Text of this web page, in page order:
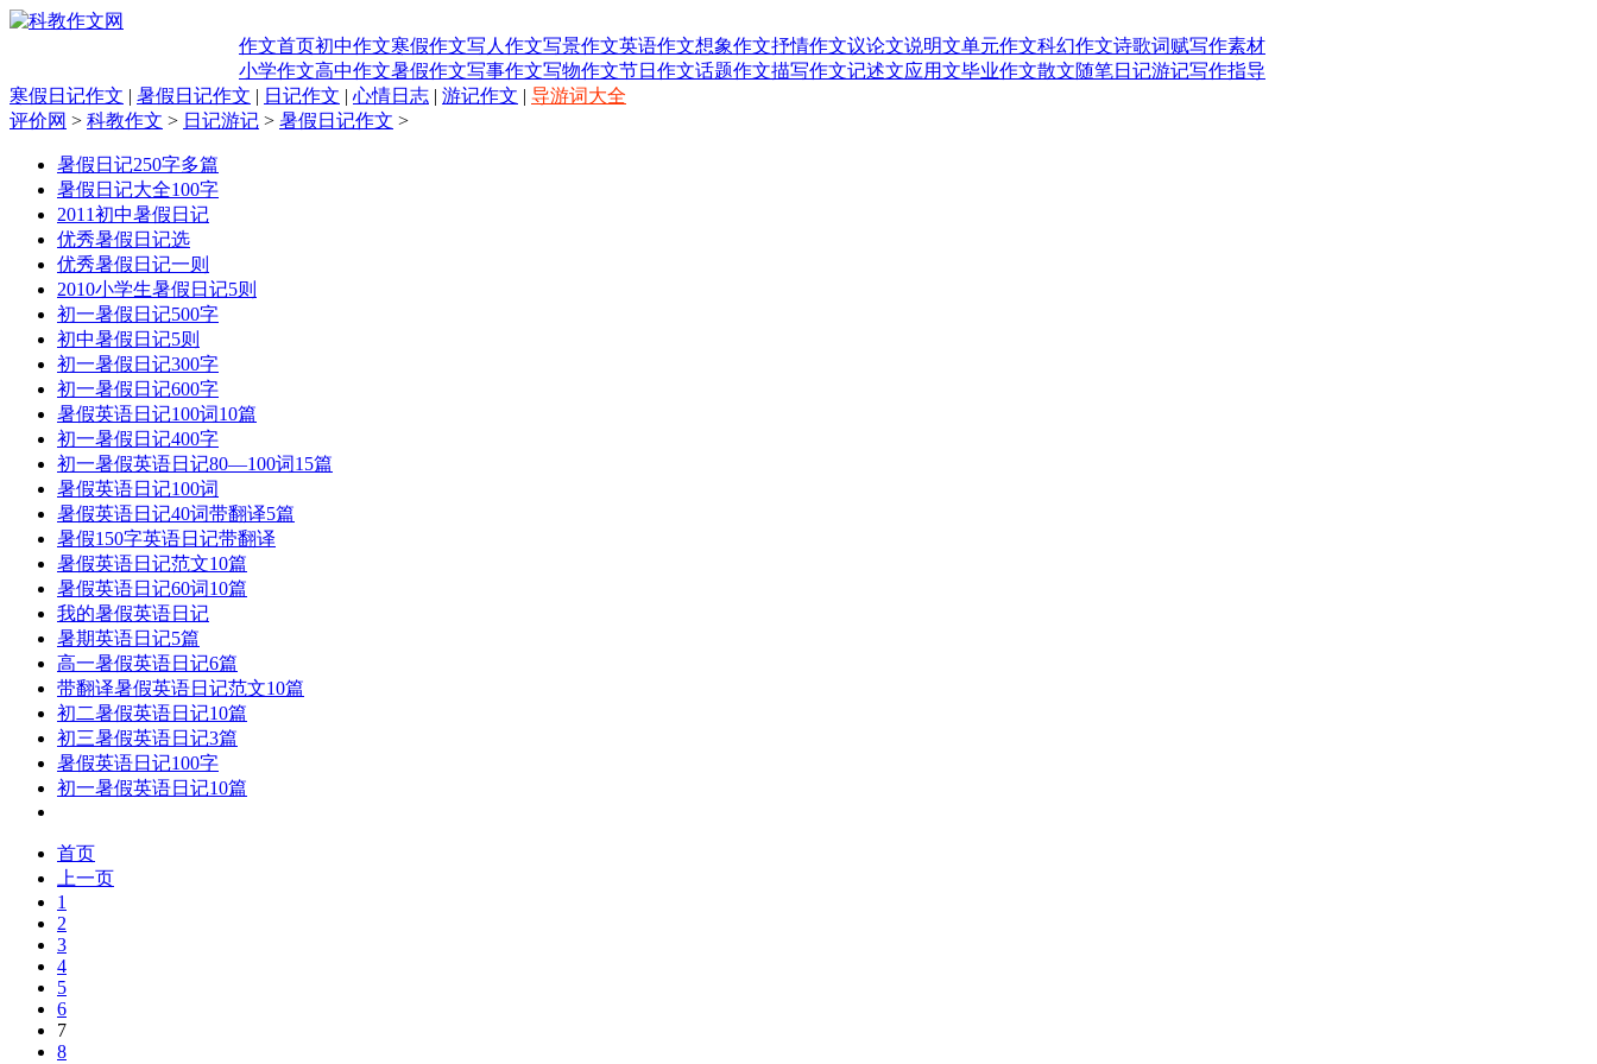
作文首页初中作文寒假作文写人作文写景作文英语作文想象作文抒情作文议论文说明文单元作文科幻作文诗歌词赋写作素材
小学作文高中作文暑假作文写事作文写物作文节日作文话题作文描写作文记述文应用文毕业作文散文随笔日记游记写作指导
寒假日记作文 | 暑假日记作文 | 日记作文 | 心情日志 | 游记作文 | 导游词大全
评价网 > 科教作文 > 日记游记 > 暑假日记作文 >
暑假日记250字多篇
暑假日记大全100字
2011初中暑假日记
优秀暑假日记选
优秀暑假日记一则
2010小学生暑假日记5则
初一暑假日记500字
初中暑假日记5则
初一暑假日记300字
初一暑假日记600字
暑假英语日记100词10篇
初一暑假日记400字
初一暑假英语日记80—100词15篇
暑假英语日记100词
暑假英语日记40词带翻译5篇
暑假150字英语日记带翻译
暑假英语日记范文10篇
暑假英语日记60词10篇
我的暑假英语日记
暑期英语日记5篇
高一暑假英语日记6篇
带翻译暑假英语日记范文10篇
初二暑假英语日记10篇
初三暑假英语日记3篇
暑假英语日记100字
初一暑假英语日记10篇
首页
上一页
1
2
3
4
5
6
7
8